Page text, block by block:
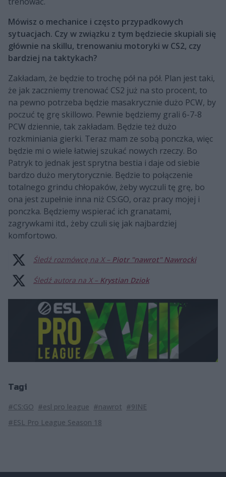
Mówisz o mechanice i często przypadkowych
sytuacjach. Czy w związku z tym będziecie skupiali się
głównie na skillu, trenowaniu motoryki w CS2, czy
bardziej na taktykach?
Zakładam, że będzie to trochę pół na pół. Plan jest taki,
że jak zaczniemy trenować CS2 już na sto procent, to
na pewno potrzeba będzie masakrycznie dużo PCW, by
poczuć tę grę skillowo. Pewnie będziemy grali 6-7-8
PCW dziennie, tak zakładam. Będzie też dużo
rozkminiania gierki. Teraz mam ze sobą ponczka, więc
będzie mi o wiele łatwiej szukać nowych rzeczy. Bo
Patryk to jednak jest sprytna bestia i daje od siebie
bardzo dużo merytorycznie. Będzie to połączenie
totalnego grindu chłopaków, żeby wyczuli tę grę, bo
ona jest zupełnie inna niż CS:GO, oraz pracy mojej i
ponczka. Będziemy wspierać ich granatami,
zagrywkami itd., żeby czuli się jak najbardziej
komfortowo.
Śledź rozmówcę na X – Piotr "nawrot" Nawrocki
Śledź autora na X – Krystian Dziok
Tagi
#CS:GO #esl pro league #nawrot #9INE
#ESL Pro League Season 18